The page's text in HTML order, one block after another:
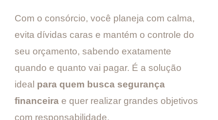
Com o consórcio, você planeja com calma,
evita dívidas caras e mantém o controle do
seu orçamento, sabendo exatamente
quando e quanto vai pagar. É a solução
ideal para quem busca segurança
financeira e quer realizar grandes objetivos
com responsabilidade.